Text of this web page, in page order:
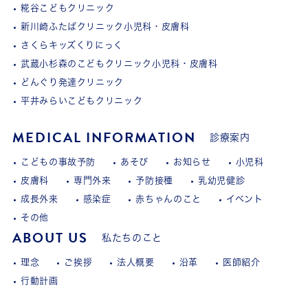
糀谷こどもクリニック
新川崎ふたばクリニック小児科・皮膚科
さくらキッズくりにっく
武蔵小杉森のこどもクリニック小児科・皮膚科
どんぐり発達クリニック
平井みらいこどもクリニック
MEDICAL INFORMATION 診療案内
こどもの事故予防 あそび お知らせ 小児科
皮膚科 専門外来 予防接種 乳幼児健診
成長外来 感染症 赤ちゃんのこと イベント
その他
ABOUT US 私たちのこと
理念 ご挨拶 法人概要 沿革 医師紹介
行動計画